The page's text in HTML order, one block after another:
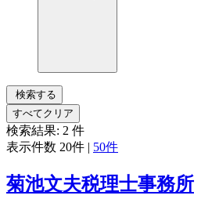
検索する
すべてクリア
検索結果: 2 件
表示件数 20件 | 50件
菊池文夫税理士事務所